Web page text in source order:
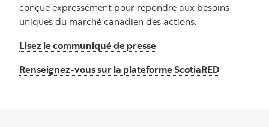
conçue expressément pour répondre aux besoins
uniques du marché canadien des actions.
Lisez le communiqué de presse
Renseignez-vous sur la plateforme ScotiaRED